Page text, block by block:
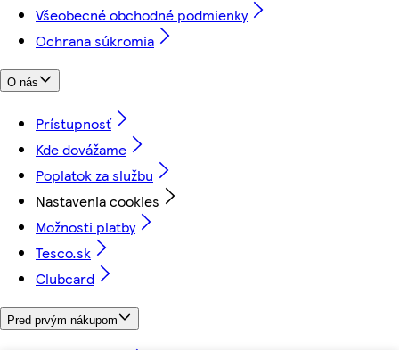
Všeobecné obchodné podmienky
Ochrana súkromia
O nás
Prístupnosť
Kde dovážame
Poplatok za službu
Nastavenia cookies
Možnosti platby
Tesco.sk
Clubcard
Pred prvým nákupom